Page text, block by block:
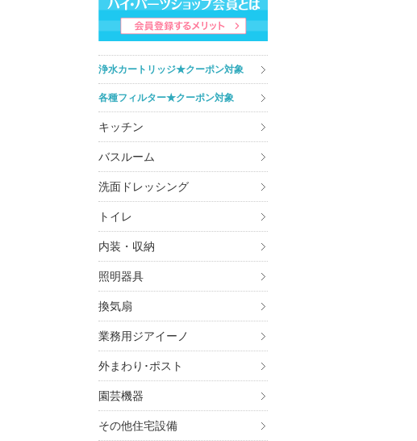
浄水カートリッジ★クーポン対象
各種フィルター★クーポン対象
キッチン
バスルーム
洗面ドレッシング
トイレ
内装・収納
照明器具
換気扇
業務用ジアイーノ
外まわり･ポスト
園芸機器
その他住宅設備
・キャンペーン
・アンケート、